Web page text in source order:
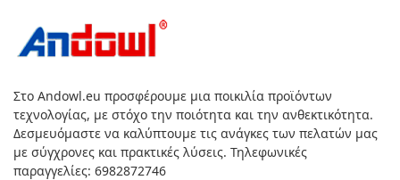
Στο Andowl.eu προσφέρουμε μια ποικιλία προϊόντων
τεχνολογίας, με στόχο την ποιότητα και την ανθεκτικότητα.
Δεσμευόμαστε να καλύπτουμε τις ανάγκες των πελατών μας
με σύγχρονες και πρακτικές λύσεις. Τηλεφωνικές
παραγγελίες: 6982872746